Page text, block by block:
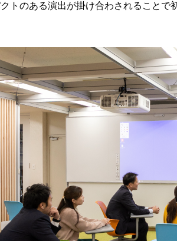
トのある演出が掛け合わされることで